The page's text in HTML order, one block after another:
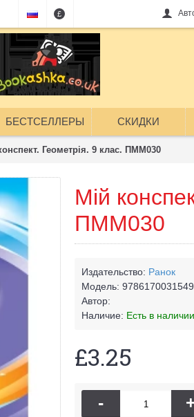
£
БЕСТСЕЛЛЕРЫ СКИДКИ
Геометрія. 9 клас. ПММ030
Мій
ПММ030
Издательство: Ранок
Модель: 9786170031549
Автор:
Наличие: Есть в наличии
£3.25
-